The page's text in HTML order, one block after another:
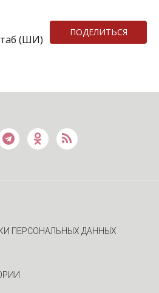
(ШИ)
ПОДЕЛИТЬСЯ
ПЕРСОНАЛЬНЫХ ДАННЫХ